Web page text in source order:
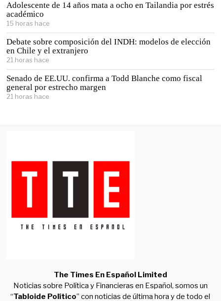
Adolescente de 14 años mata a ocho en Tailandia por estrés
académico
15 horas hace
Debate sobre composición del INDH: modelos de elección
en Chile y el extranjero
21 horas hace
Senado de EE.UU. confirma a Todd Blanche como fiscal
general por estrecho margen
21 horas hace
The Times En Español Limited
Noticias sobre Política y Financieras en Español, somos un
“Tabloide Político” con noticias de última hora y de todo el